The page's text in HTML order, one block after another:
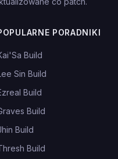
PORADNIKI
Build
Sin Build
Build
Build
Build
Build